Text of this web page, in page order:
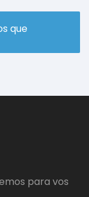
que
para vos